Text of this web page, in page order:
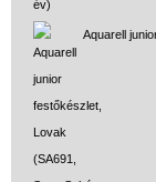
Aquarell